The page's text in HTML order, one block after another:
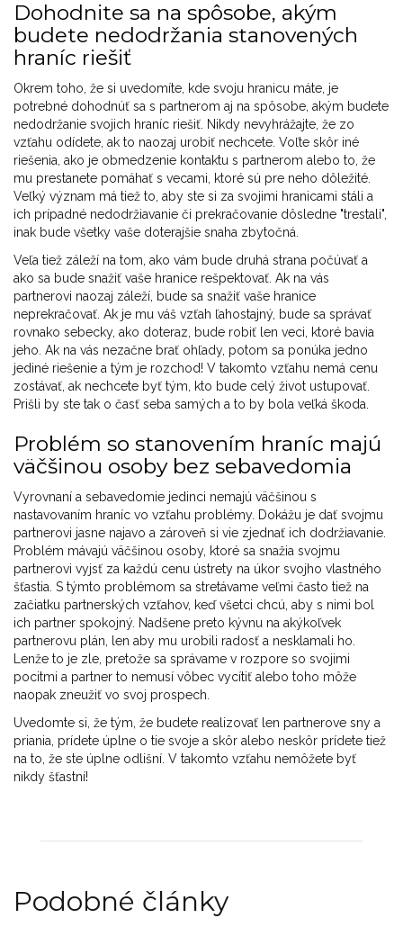
Dohodnite sa na spôsobe, akým
budete nedodržania stanovených
hraníc riešiť
Okrem toho, že si uvedomíte, kde svoju hranicu máte, je
potrebné dohodnúť sa s partnerom aj na spôsobe, akým budete
nedodržanie svojich hraníc riešiť. Nikdy nevyhrážajte, že zo
vzťahu odídete, ak to naozaj urobiť nechcete. Voľte skôr iné
riešenia, ako je obmedzenie kontaktu s partnerom alebo to, že
mu prestanete pomáhať s vecami, ktoré sú pre neho dôležité.
Veľký význam má tiež to, aby ste si za svojimi hranicami stáli a
ich prípadné nedodržiavanie či prekračovanie dôsledne "trestali",
inak bude všetky vaše doterajšie snaha zbytočná.
Veľa tiež záleží na tom, ako vám bude druhá strana počúvať a
ako sa bude snažiť vaše hranice rešpektovať. Ak na vás
partnerovi naozaj záleží, bude sa snažiť vaše hranice
neprekračovať. Ak je mu váš vzťah ľahostajný, bude sa správať
rovnako sebecky, ako doteraz, bude robiť len veci, ktoré bavia
jeho. Ak na vás nezačne brať ohľady, potom sa ponúka jedno
jediné riešenie a tým je rozchod! V takomto vzťahu nemá cenu
zostávať, ak nechcete byť tým, kto bude celý život ustupovať.
Prišli by ste tak o časť seba samých a to by bola veľká škoda.
Problém so stanovením hraníc majú
väčšinou osoby bez sebavedomia
Vyrovnaní a sebavedomie jedinci nemajú väčšinou s
nastavovaním hraníc vo vzťahu problémy. Dokážu je dať svojmu
partnerovi jasne najavo a zároveň si vie zjednať ich dodržiavanie.
Problém mávajú väčšinou osoby, ktoré sa snažia svojmu
partnerovi vyjsť za každú cenu ústrety na úkor svojho vlastného
šťastia. S týmto problémom sa stretávame veľmi často tiež na
začiatku partnerských vzťahov, keď všetci chcú, aby s nimi bol
ich partner spokojný. Nadšene preto kývnu na akýkoľvek
partnerovu plán, len aby mu urobili radosť a nesklamali ho.
Lenže to je zle, pretože sa správame v rozpore so svojimi
pocitmi a partner to nemusí vôbec vycítiť alebo toho môže
naopak zneužiť vo svoj prospech.
Uvedomte si, že tým, že budete realizovať len partnerove sny a
priania, prídete úplne o tie svoje a skôr alebo neskôr prídete tiež
na to, že ste úplne odlišní. V takomto vzťahu nemôžete byť
nikdy šťastní!
Podobné články